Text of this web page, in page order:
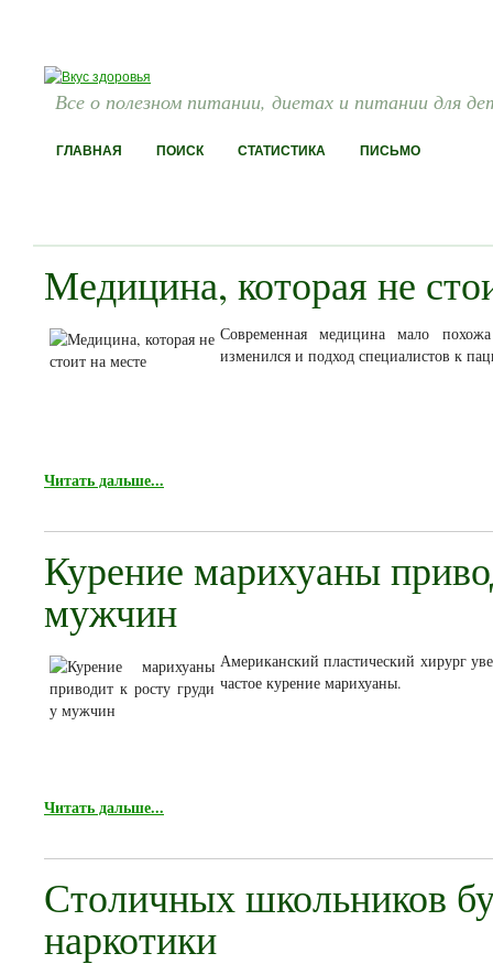
Все о полезном питании, диетах и питании для
ГЛАВНАЯ ПОИСК СТАТИСТИКА ПИСЬМО
Медицина, которая не
Современная медицина мало
изменился и подход специалистов к
Читать дальше...
Курение марихуаны
мужчин
Американский пластический хирург
частое курение марихуаны.
Читать дальше...
Столичных школьников
наркотики